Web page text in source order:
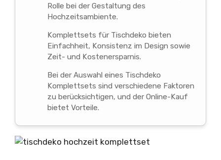
Rolle bei der Gestaltung des
Hochzeitsambiente.
Komplettsets für Tischdeko bieten
Einfachheit, Konsistenz im Design sowie
Zeit- und Kostenersparnis.
Bei der Auswahl eines Tischdeko
Komplettsets sind verschiedene Faktoren
zu berücksichtigen, und der Online-Kauf
bietet Vorteile.